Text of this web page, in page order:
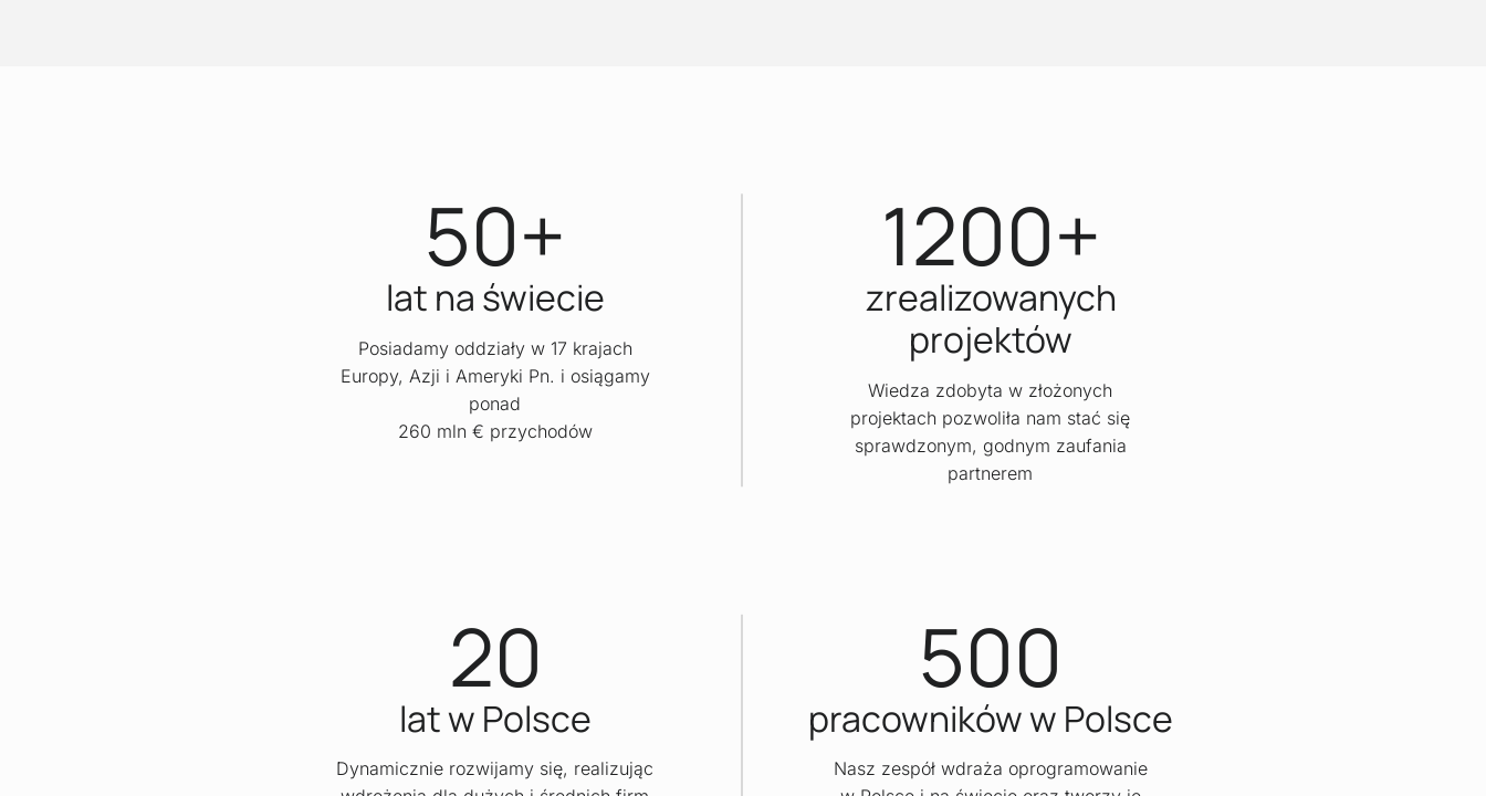
50+
lat na świecie
Posiadamy oddziały w 17 krajach
Europy, Azji i Ameryki Pn. i osiągamy
ponad
260 mln € przychodów
1200+
zrealizowanych
projektów
Wiedza zdobyta w złożonych
projektach pozwoliła nam stać się
sprawdzonym, godnym zaufania
partnerem
20
lat w Polsce
Dynamicznie rozwijamy się, realizując
500
pracowników w Polsce
Nasz zespół wdraża oprogramowanie